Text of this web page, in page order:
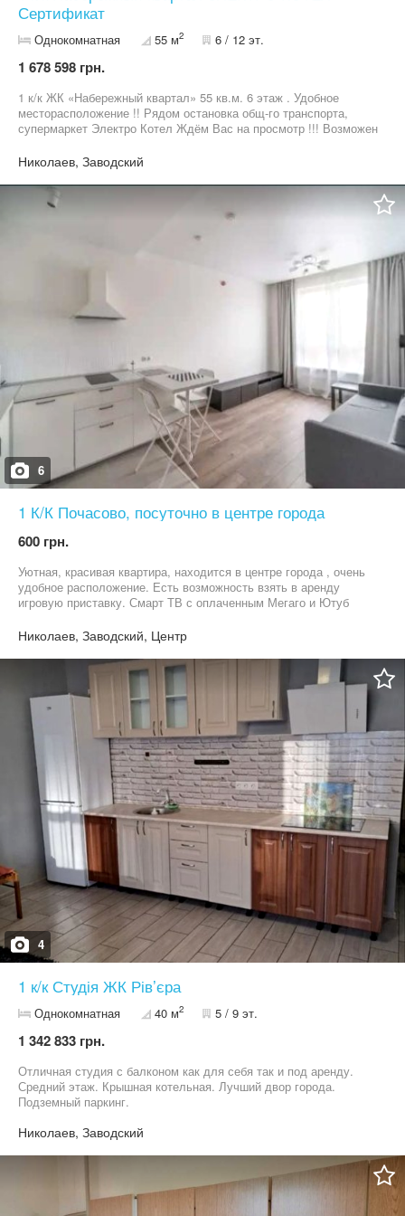
Сертификат
Однокомнатная 55 м2 6 / 12 эт.
1 678 598 грн.
1 к/к ЖК «Набережный квартал» 55 кв.м. 6 этаж . Удобное
месторасположение !! Рядом остановка общ-го транспорта,
супермаркет Электро Котел Ждём Вас на просмотр !!! Возможен
Николаев, Заводский
6
1 К/К Почасово, посуточно в центре города
600 грн.
Уютная, красивая квартира, находится в центре города , очень
удобное расположение. Есть возможность взять в аренду
игровую приставку. Смарт ТВ с оплаченным Мегаго и Ютуб
Николаев, Заводский, Центр
4
1 к/к Студія ЖК Рівʼєра
Однокомнатная 40 м2 5 / 9 эт.
1 342 833 грн.
Отличная студия с балконом как для себя так и под аренду.
Средний этаж. Крышная котельная. Лучший двор города.
Подземный паркинг.
Николаев, Заводский